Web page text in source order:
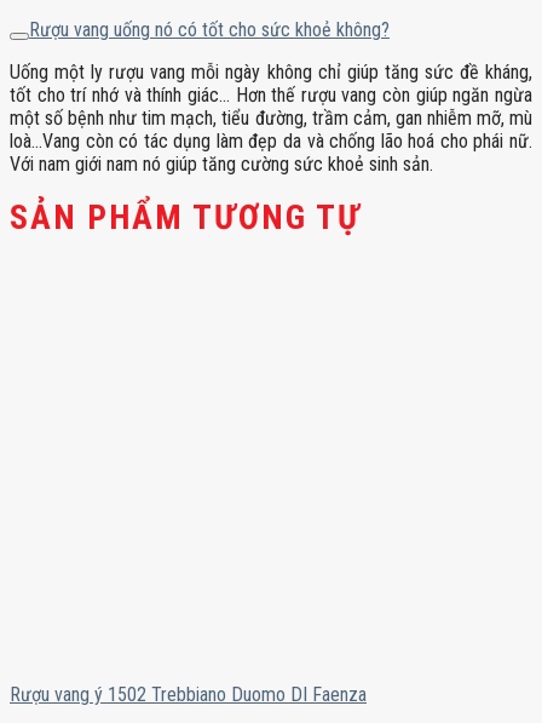
Rượu vang uống nó có tốt cho sức khoẻ không?
Uống một ly rượu vang mỗi ngày không chỉ giúp tăng sức đề kháng,
tốt cho trí nhớ và thính giác… Hơn thế rượu vang còn giúp ngăn ngừa
một số bệnh như tim mạch, tiểu đường, trầm cảm, gan nhiễm mỡ, mù
loà…Vang còn có tác dụng làm đẹp da và chống lão hoá cho phái nữ.
Với nam giới nam nó giúp tăng cường sức khoẻ sinh sản.
SẢN PHẨM TƯƠNG TỰ
Rượu vang ý 1502 Trebbiano Duomo DI Faenza